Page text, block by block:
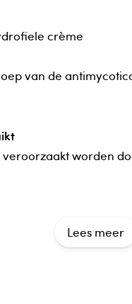
crème
van de
worden
allergisch voor andere gelijkaardige
Lees meer